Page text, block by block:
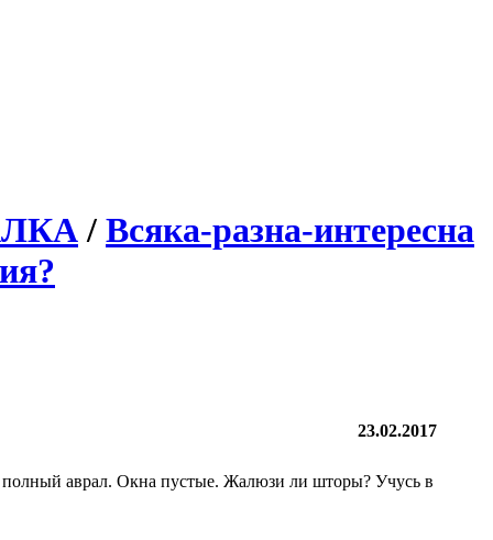
/ Всяка-разна-интересна
23.02.2017
полный аврал. Окна пустые. Жалюзи ли шторы? Учусь в